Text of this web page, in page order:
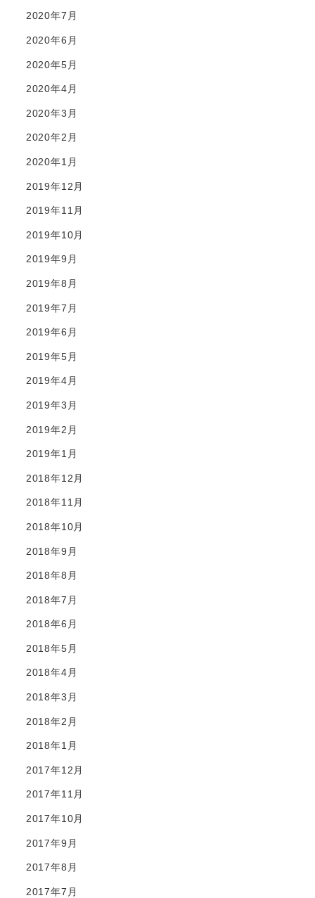
2020年7月
2020年6月
2020年5月
2020年4月
2020年3月
2020年2月
2020年1月
2019年12月
2019年11月
2019年10月
2019年9月
2019年8月
2019年7月
2019年6月
2019年5月
2019年4月
2019年3月
2019年2月
2019年1月
2018年12月
2018年11月
2018年10月
2018年9月
2018年8月
2018年7月
2018年6月
2018年5月
2018年4月
2018年3月
2018年2月
2018年1月
2017年12月
2017年11月
2017年10月
2017年9月
2017年8月
2017年7月